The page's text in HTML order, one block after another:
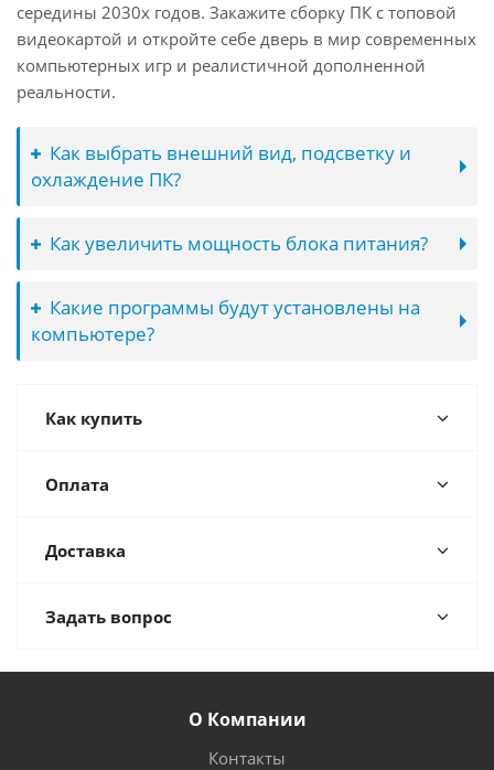
середины 2030х годов. Закажите сборку ПК с топовой
видеокартой и откройте себе дверь в мир современных
компьютерных игр и реалистичной дополненной
реальности.
Как выбрать внешний вид, подсветку и
охлаждение ПК?
Как увеличить мощность блока питания?
Какие программы будут установлены на
компьютере?
Как купить
Оплата
Доставка
Задать вопрос
О Компании
Контакты